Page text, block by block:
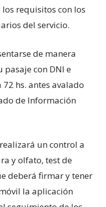
requisitos con los
del servicio.
de manera
con DNI e
hs. antes avalado
de Información
un control a
y olfato, test de
deberá firmar y tener
la aplicación